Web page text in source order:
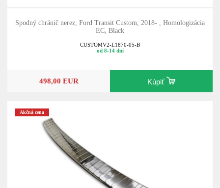
Spodný chránič nerez, Ford Transit Custom, 2018- , Homologizácia
EC, Black
CUSTOMV2-L1870-05-B
od 8-14 dní
498,00 EUR Kúpiť
Akčná cena